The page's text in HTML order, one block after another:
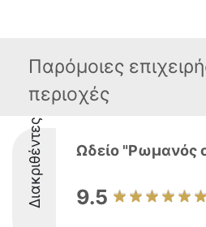
Παρόμοιες
περιοχές
Διακριθέντες Ωδείο "Ρωμανός
9.5